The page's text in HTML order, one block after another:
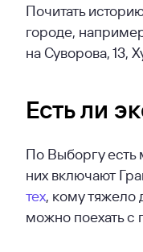
Почитать
городе,
на Суворова, 13,
Есть ли
По Выборгу есть
них включают
тех, кому тяжело
можно поехать с